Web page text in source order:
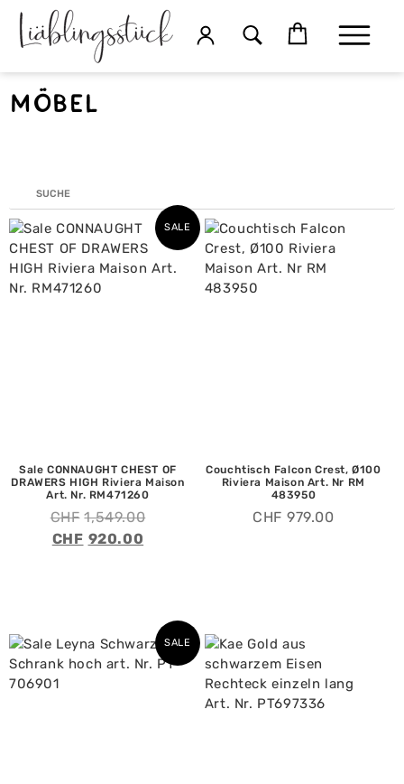
Möbel
SALE
Sale CONNAUGHT CHEST OF
DRAWERS HIGH Riviera Maison
Art. Nr. RM471260
CHF 1,549.00
CHF 920.00
Couchtisch Falcon Crest, Ø100
Riviera Maison Art. Nr RM
483950
CHF 979.00
SALE